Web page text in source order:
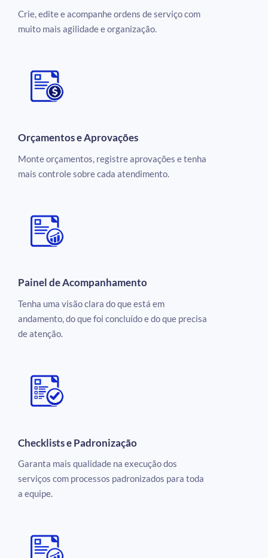
Crie, edite e acompanhe ordens de serviço com
muito mais agilidade e organização.
Orçamentos e Aprovações
Monte orçamentos, registre aprovações e tenha
mais controle sobre cada atendimento.
Painel de Acompanhamento
Tenha uma visão clara do que está em
andamento, do que foi concluído e do que precisa
de atenção.
Checklists e Padronização
Garanta mais qualidade na execução dos
serviços com processos padronizados para toda
a equipe.